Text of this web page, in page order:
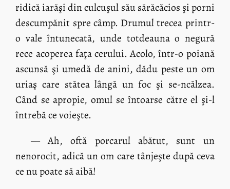
ridică iarăşi din culcuşul său sărăcăcios şi porni
descumpănit spre câmp. Drumul trecea printr-
o vale întunecată, unde totdeauna o negură
rece acoperea faţa cerului. Acolo, într-o poiană
ascunsă şi umedă de anini, dădu peste un om
uriaş care stătea lângă un foc şi se-ncălzea.
Când se apropie, omul se întoarse către el şi-l
întrebă ce voieşte.
— Ah, oftă porcarul abătut, sunt un
nenorocit, adică un om care tânjeşte după ceva
ce nu poate să aibă!